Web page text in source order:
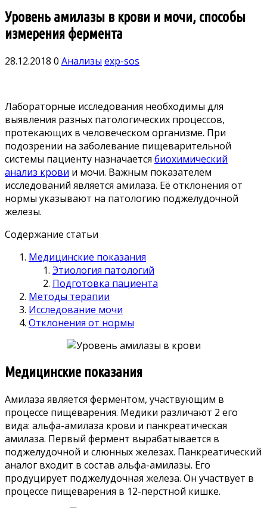
Уровень амилазы в крови и мочи, способы
измерения фермента
28.12.2018 0 Анализы exp-sos
Лабораторные исследования необходимы для
выявления разных патологических процессов,
протекающих в человеческом организме. При
подозрении на заболевание пищеварительной
системы пациенту назначается биохимический
анализ крови и мочи. Важным показателем
исследований является амилаза. Её отклонения от
нормы указывают на патологию поджелудочной
железы.
Содержание статьи
Медицинские показания
Этиология патологий
Подготовка пациента
Методы терапии
Исследование мочи
Отклонения от нормы
Медицинские показания
Амилаза является ферментом, участвующим в
процессе пищеварения. Медики различают 2 его
вида: альфа-амилаза крови и панкреатическая
амилаза. Первый фермент вырабатывается в
поджелудочной и слюнных железах. Панкреатический
аналог входит в состав альфа-амилазы. Его
продуцирует поджелудочная железа. Он участвует в
процессе пищеварения в 12-перстной кишке.